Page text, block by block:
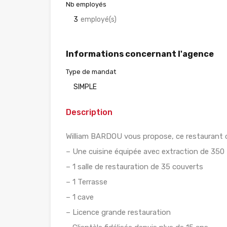
Nb employés
3 employé(s)
Informations concernant l'agence
Type de mandat
SIMPLE
Description
William BARDOU vous propose, ce restaurant
– Une cuisine équipée avec extraction de 350
– 1 salle de restauration de 35 couverts
– 1 Terrasse
– 1 cave
– Licence grande restauration